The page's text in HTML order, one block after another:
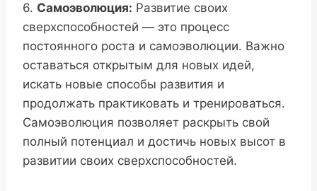
6. Самоэволюция: Развитие своих
сверхспособностей — это процесс
постоянного роста и самоэволюции. Важно
оставаться открытым для новых идей,
искать новые способы развития и
продолжать практиковать и тренироваться.
Самоэволюция позволяет раскрыть свой
полный потенциал и достичь новых высот в
развитии своих сверхспособностей.